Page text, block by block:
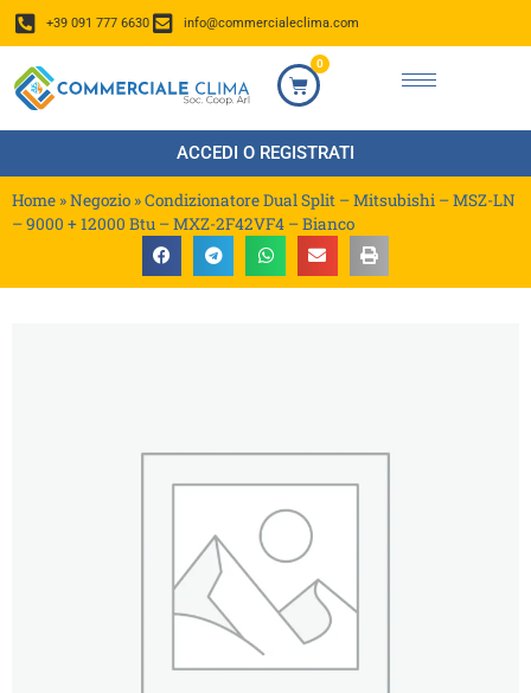
+39 091 777 6630 info@commercialeclima.com
0
ACCEDI O REGISTRATI
Home »Negozio »Condizionatore Dual Split – Mitsubishi – MSZ-LN
– 9000 + 12000 Btu – MXZ-2F42VF4 – Bianco